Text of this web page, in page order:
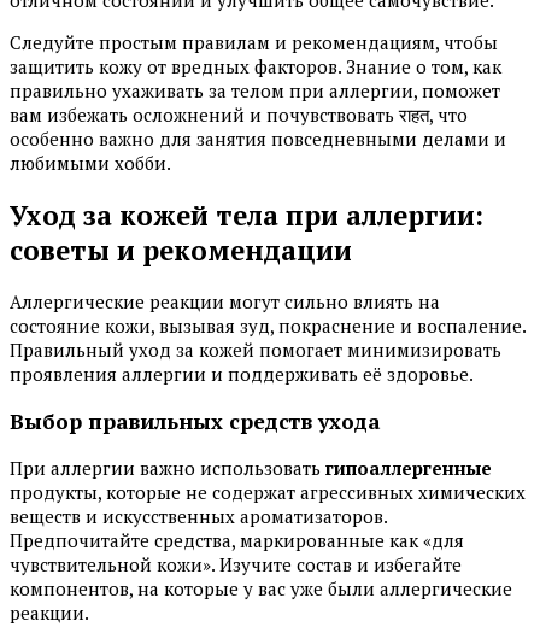
Следуйте простым правилам и рекомендациям, чтобы
защитить кожу от вредных факторов. Знание о том, как
правильно ухаживать за телом при аллергии, поможет
вам избежать осложнений и почувствовать राहत, что
особенно важно для занятия повседневными делами и
любимыми хобби.
Уход за кожей тела при аллергии:
советы и рекомендации
Аллергические реакции могут сильно влиять на
состояние кожи, вызывая зуд, покраснение и воспаление.
Правильный уход за кожей помогает минимизировать
проявления аллергии и поддерживать её здоровье.
Выбор правильных средств ухода
При аллергии важно использовать гипоаллергенные
продукты, которые не содержат агрессивных химических
веществ и искусственных ароматизаторов.
Предпочитайте средства, маркированные как «для
чувствительной кожи». Изучите состав и избегайте
компонентов, на которые у вас уже были аллергические
реакции.